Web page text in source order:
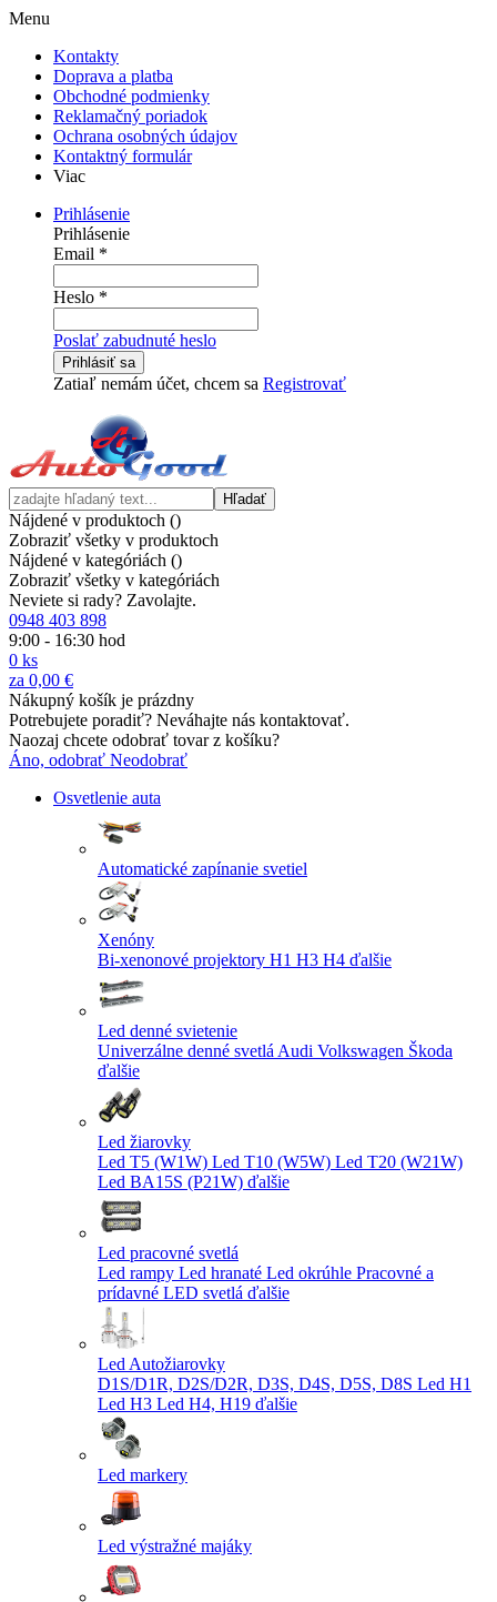
Menu
Kontakty
Doprava a platba
Obchodné podmienky
Reklamačný poriadok
Ochrana osobných údajov
Kontaktný formulár
Viac
Prihlásenie
Prihlásenie
Email *
Heslo *
Poslať zabudnuté heslo
Prihlásiť sa
Zatiaľ nemám účet, chcem sa Registrovať
Hľadať
Nájdené v produktoch ()
Zobraziť všetky v produktoch
Nájdené v kategóriách ()
Zobraziť všetky v kategóriách
Neviete si rady? Zavolajte.
0948 403 898
9:00 - 16:30 hod
0 ks
za 0,00 €
Nákupný košík je prázdny
Potrebujete poradiť? Neváhajte nás kontaktovať.
Naozaj chcete odobrať tovar z košíku?
Áno, odobrať Neodobrať
Osvetlenie auta
Automatické zapínanie svetiel
Xenóny
Bi-xenonové projektory H1 H3 H4 ďalšie
Led denné svietenie
Univerzálne denné svetlá Audi Volkswagen Škoda
ďalšie
Led žiarovky
Led T5 (W1W) Led T10 (W5W) Led T20 (W21W)
Led BA15S (P21W) ďalšie
Led pracovné svetlá
Led rampy Led hranaté Led okrúhle Pracovné a
prídavné LED svetlá ďalšie
Led Autožiarovky
D1S/D1R, D2S/D2R, D3S, D4S, D5S, D8S Led H1
Led H3 Led H4, H19 ďalšie
Led markery
Led výstražné majáky